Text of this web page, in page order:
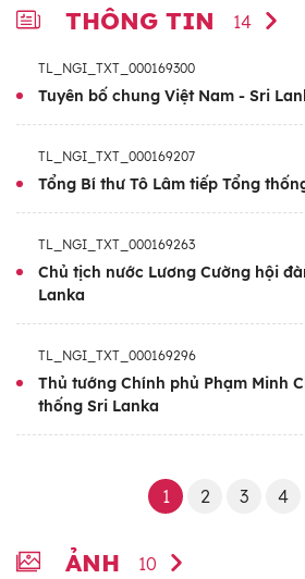
THÔNG TIN 14
TL_NGI_TXT_000169300
Tuyên bố chung Việt Nam - Sri
TL_NGI_TXT_000169207
Tổng Bí thư Tô Lâm tiếp Tổng
TL_NGI_TXT_000169263
Chủ tịch nước Lương Cường hội
Lanka
TL_NGI_TXT_000169296
Thủ tướng Chính phủ Phạm Minh
thống Sri Lanka
1 2 3 4
ẢNH 10